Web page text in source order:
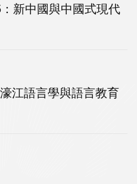
新中國與中國式現代
江語言學與語言教育